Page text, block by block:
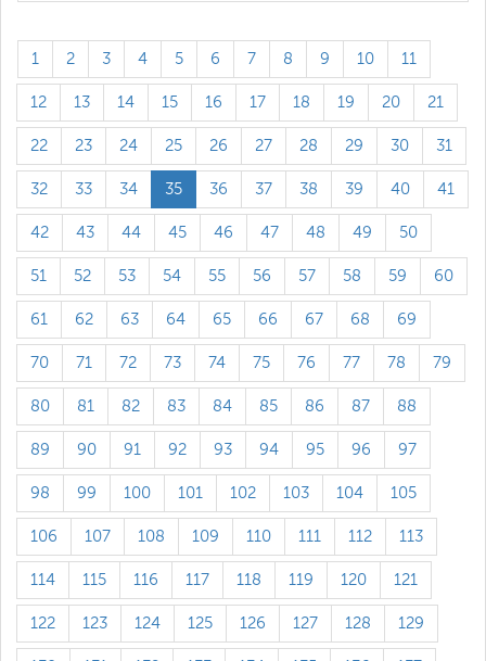
1 2 3 4 5 6 7 8 9 10 11
12 13 14 15 16 17 18 19 20 21
22 23 24 25 26 27 28 29 30 31
32 33 34 35 36 37 38 39 40 41
42 43 44 45 46 47 48 49 50
51 52 53 54 55 56 57 58 59 60
61 62 63 64 65 66 67 68 69
70 71 72 73 74 75 76 77 78 79
80 81 82 83 84 85 86 87 88
89 90 91 92 93 94 95 96 97
98 99 100 101 102 103 104 105
106 107 108 109 110 111 112 113
114 115 116 117 118 119 120 121
122 123 124 125 126 127 128 129